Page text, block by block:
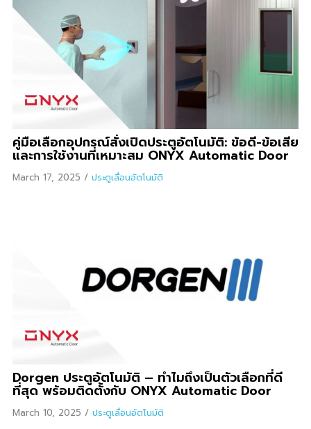
คู่มือเลือกอุปกรณ์สั่งเปิดประตูอัตโนมัติ: ข้อดี-ข้อเสีย
และการใช้งานที่เหมาะสม ONYX Automatic Door
March 17, 2025 / ประตูเลื่อนอัตโนมัติ
Dorgen ประตูอัตโนมัติ – ทำไมถึงเป็นตัวเลือกที่ดี
ที่สุด พร้อมติดตั้งกับ ONYX Automatic Door
March 10, 2025 / ประตูเลื่อนอัตโนมัติ